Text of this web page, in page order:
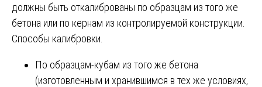
должны быть откалиброваны по образцам из того же
бетона или по кернам из контролируемой конструкции.
Способы калибровки.
По образцам-кубам из того же бетона
(изготовленным и хранившимся в тех же условиях,